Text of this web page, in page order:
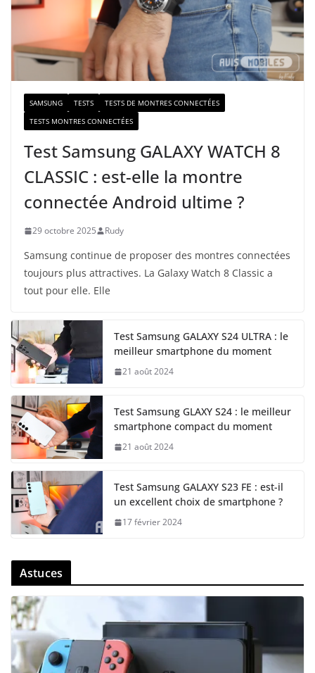
m
i
SAMSUNG TESTS
TESTS DE MONTRES CONNECTÉES
TESTS MONTRES CONNECTÉES
Test Samsung GALAXY WATCH 8
CLASSIC : est-elle la montre
connectée Android ultime ?
29 octobre 2025 Rudy
Samsung continue de proposer des montres connectées
toujours plus attractives. La Galaxy Watch 8 Classic a
tout pour elle. Elle
Test Samsung GALAXY S24 ULTRA : le
meilleur smartphone du moment
21 août 2024
Test Samsung GLAXY S24 : le meilleur
smartphone compact du moment
21 août 2024
Test Samsung GALAXY S23 FE : est-il
un excellent choix de smartphone ?
17 février 2024
Astuces